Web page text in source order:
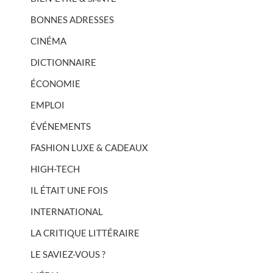
BONNES ADRESSES
CINÉMA
DICTIONNAIRE
ÉCONOMIE
EMPLOI
ÉVÉNEMENTS
FASHION LUXE & CADEAUX
HIGH-TECH
IL ÉTAIT UNE FOIS
INTERNATIONAL
LA CRITIQUE LITTÉRAIRE
LE SAVIEZ-VOUS ?